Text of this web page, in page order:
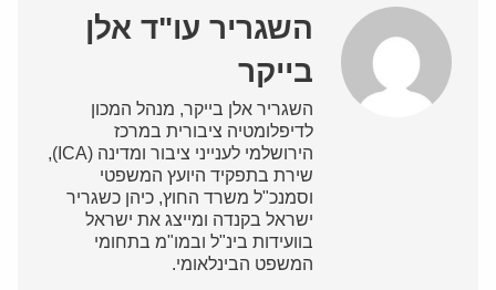
השגריר עו"ד אלן
בייקר
השגריר אלן בייקר, מנהל המכון
לדיפלומטיה ציבורית במרכז
הירושלמי לענייני ציבור ומדינה (ICA),
שירת בתפקיד היועץ המשפטי
וסמנכ"ל משרד החוץ, כיהן כשגריר
ישראל בקנדה ומייצג את ישראל
בוועידות בינ"ל ובמו"מ בתחומי
המשפט הבינלאומי.